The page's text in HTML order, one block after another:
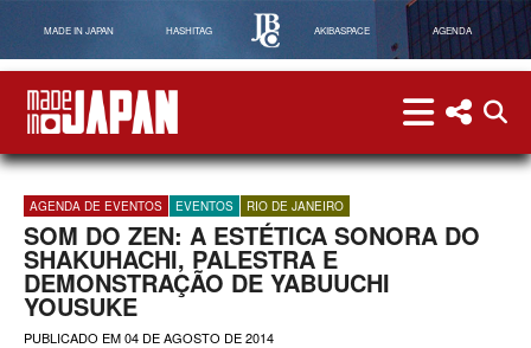
MADE IN JAPAN HASHITAG AKIBASPACE AGENDA
menu menu
AGENDA DE EVENTOS EVENTOS RIO DE JANEIRO
SOM DO ZEN: A ESTÉTICA SONORA DO
SHAKUHACHI, PALESTRA E
DEMONSTRAÇÃO DE YABUUCHI
YOUSUKE
PUBLICADO EM04 DE AGOSTO DE 2014